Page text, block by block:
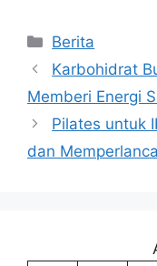
Kategori
Berita
Karbohidrat
Memberi Energi
Pilates untuk
dan